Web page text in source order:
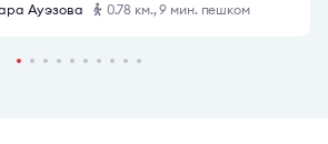
Ауэзова
0.78 км., 9 мин. пешком